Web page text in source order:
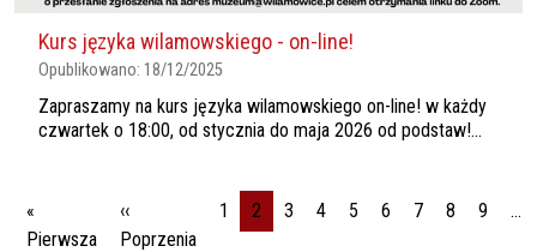
Kurs języka wilamowskiego - on-line!
Opublikowano: 18/12/2025
Zapraszamy na kurs języka wilamowskiego on-line! w każdy
czwartek o 18:00, od stycznia do maja 2026 od podstaw!...
Stronicowanie
«
PierwszaPierwsza strona
‹‹
PoprzeniaPoprzednia strona
1 2 3 4 5 6 7 8 9 …